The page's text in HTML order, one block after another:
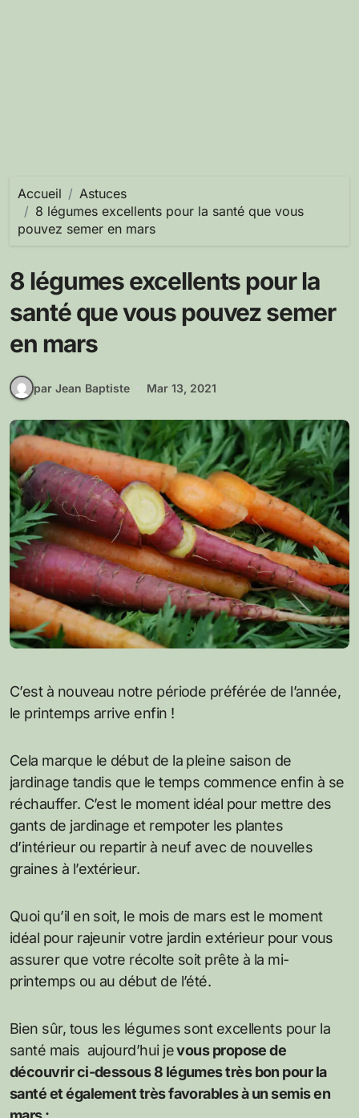
Accueil
Astuces
8 légumes excellents pour la santé que vous
pouvez semer en mars
8 légumes excellents pour la
santé que vous pouvez semer
en mars
par Jean Baptiste Mar 13, 2021
C’est à nouveau notre période préférée de l’année,
le printemps arrive enfin !
Cela marque le début de la pleine saison de
jardinage tandis que le temps commence enfin à se
réchauffer. C’est le moment idéal pour mettre des
gants de jardinage et rempoter les plantes
d’intérieur ou repartir à neuf avec de nouvelles
graines à l’extérieur.
Quoi qu’il en soit, le mois de mars est le moment
idéal pour rajeunir votre jardin extérieur pour vous
assurer que votre récolte soit prête à la mi-
printemps ou au début de l’été.
Bien sûr, tous les légumes sont excellents pour la
santé mais aujourd’hui jevous propose de
découvrir ci-dessous 8 légumes très bon pour la
santé et également très favorables à un semis en